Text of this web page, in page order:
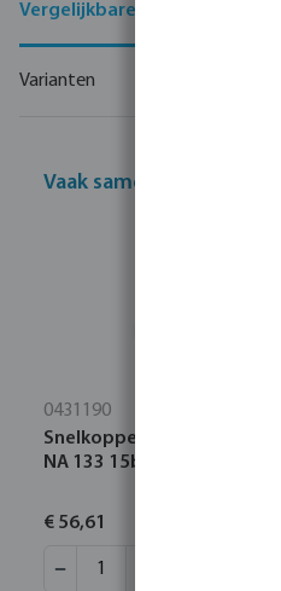
Vergelijkbare producten
Varianten
Vaak samen gekocht
0431190
Snelkoppeling gesmeed
NA 133 15bar type Storz
€ 56,61